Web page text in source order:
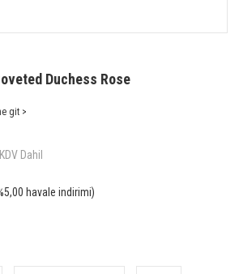
Duchess Rose
git >
KDV Dahil
havale indirimi)